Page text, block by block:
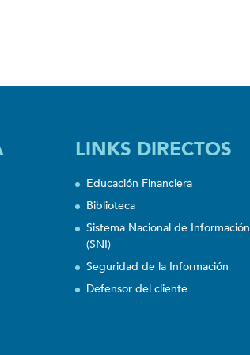
LINKS DIRECTOS
Educación Financiera
Biblioteca
Sistema Nacional de Información
(SNI)
Seguridad de la Información
Defensor del cliente